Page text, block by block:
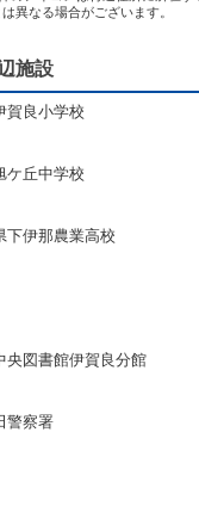
異なる場合がございます。
施設
賀良小学校
ケ丘中学校
下伊那農業高校
央図書館伊賀良分館
警察署